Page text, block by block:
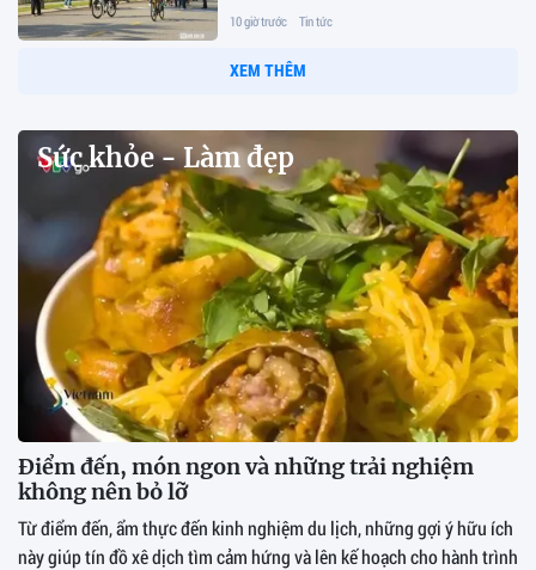
10 giờ trước Tin tức
XEM THÊM
Sức khỏe - Làm đẹp
Điểm đến, món ngon và những trải nghiệm
không nên bỏ lỡ
Từ điểm đến, ẩm thực đến kinh nghiệm du lịch, những gợi ý hữu ích
này giúp tín đồ xê dịch tìm cảm hứng và lên kế hoạch cho hành trình